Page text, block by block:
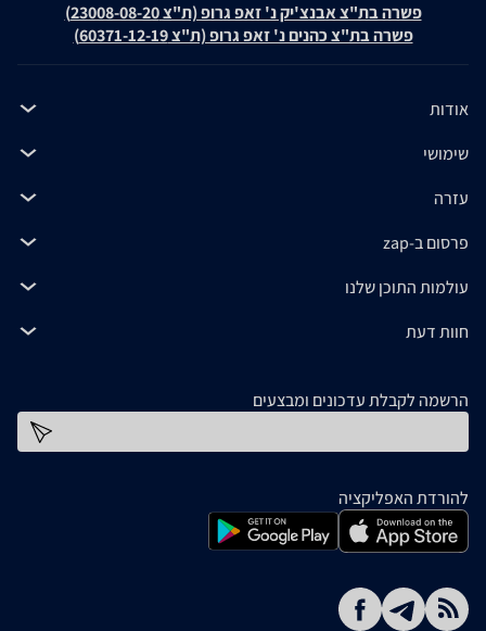
פשרה בת"צ אבנצ'יק נ' זאפ גרופ (ת"צ 23008-08-20)
פשרה בת"צ כהנים נ' זאפ גרופ (ת"צ 60371-12-19)
אודות
שימושי
עזרה
פרסום ב-zap
עולמות התוכן שלנו
חוות דעת
הרשמה לקבלת עדכונים ומבצעים
להורדת האפליקציה